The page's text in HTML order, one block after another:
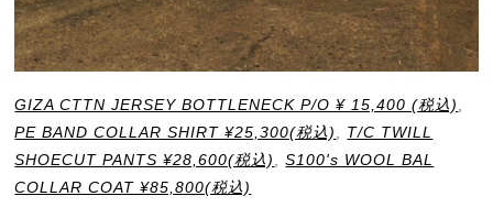
GIZA CTTN JERSEY BOTTLENECK P/O ¥ 15,400 (税込)
PE BAND COLLAR SHIRT ¥25,300(税込)
T/C TWILL
SHOECUT PANTS ¥28,600(税込)
,S100's WOOL BAL
COLLAR COAT ¥85,800(税込)